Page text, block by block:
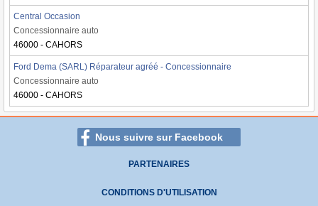
Central Occasion
Concessionnaire auto
46000 - CAHORS
Ford Dema (SARL) Réparateur agréé - Concessionnaire
Concessionnaire auto
46000 - CAHORS
Nous suivre sur Facebook
PARTENAIRES
CONDITIONS D'UTILISATION